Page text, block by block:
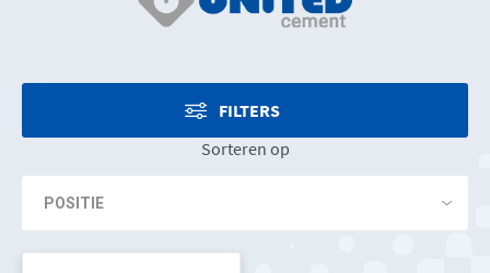
FILTERS
Sorteren op